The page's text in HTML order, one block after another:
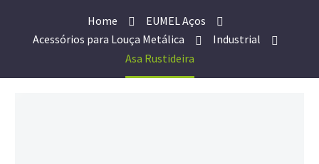
Home
EUMEL Aços
Acessórios para Louça Metálica
Industrial
Asa Rustideira